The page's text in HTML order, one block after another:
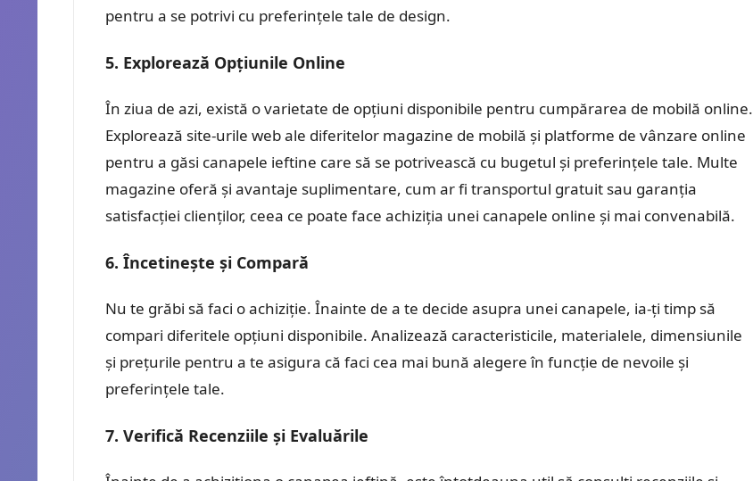
pentru a se potrivi cu preferințele tale de design.
5. Explorează Opțiunile Online
În ziua de azi, există o varietate de opțiuni disponibile pentru cumpărarea de mobilă online.
Explorează site-urile web ale diferitelor magazine de mobilă și platforme de vânzare online
pentru a găsi canapele ieftine care să se potrivească cu bugetul și preferințele tale. Multe
magazine oferă și avantaje suplimentare, cum ar fi transportul gratuit sau garanția
satisfacției clienților, ceea ce poate face achiziția unei canapele online și mai convenabilă.
6. Încetinește și Compară
Nu te grăbi să faci o achiziție. Înainte de a te decide asupra unei canapele, ia-ți timp să
compari diferitele opțiuni disponibile. Analizează caracteristicile, materialele, dimensiunile
și prețurile pentru a te asigura că faci cea mai bună alegere în funcție de nevoile și
preferințele tale.
7. Verifică Recenziile și Evaluările